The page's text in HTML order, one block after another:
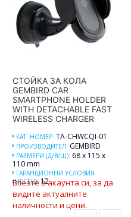
СТОЙКА ЗА КОЛА
GEMBIRD CAR
SMARTPHONE HOLDER
WITH DETACHABLE FAST
WIRELESS CHARGER
КАТ. НОМЕР: TA-CHWCQI-01
ПРОИЗВОДИТЕЛ: GEMBIRD
РАЗМЕРИ (Д/В/Ш): 68 x 115 x
110 mm
ГАРАНЦИОННИ УСЛОВИЯ
(МЕСЕЦ): 12
Влезте в акаунта си, за да
видите актуалните
наличности и цени.